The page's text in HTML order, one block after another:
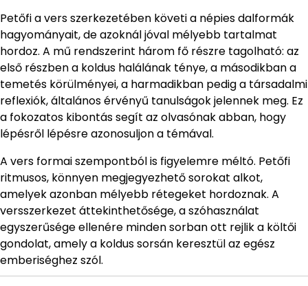
Petőfi a vers szerkezetében követi a népies dalformák
hagyományait, de azoknál jóval mélyebb tartalmat
hordoz. A mű rendszerint három fő részre tagolható: az
első részben a koldus halálának ténye, a másodikban a
temetés körülményei, a harmadikban pedig a társadalmi
reflexiók, általános érvényű tanulságok jelennek meg. Ez
a fokozatos kibontás segít az olvasónak abban, hogy
lépésről lépésre azonosuljon a témával.
A vers formai szempontból is figyelemre méltó. Petőfi
ritmusos, könnyen megjegyezhető sorokat alkot,
amelyek azonban mélyebb rétegeket hordoznak. A
versszerkezet áttekinthetősége, a szóhasználat
egyszerűsége ellenére minden sorban ott rejlik a költői
gondolat, amely a koldus sorsán keresztül az egész
emberiséghez szól.